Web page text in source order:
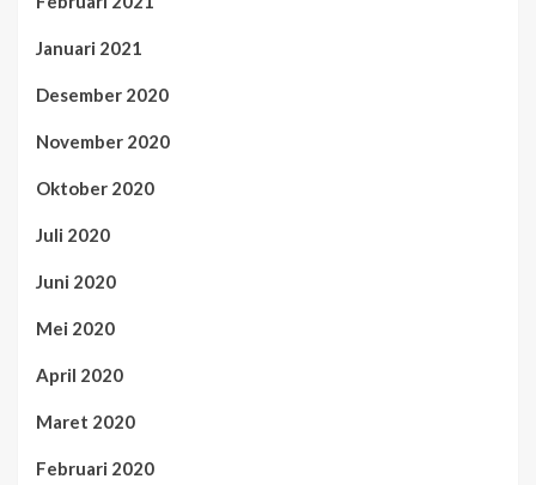
Januari 2021
Desember 2020
November 2020
Oktober 2020
Juli 2020
Juni 2020
Mei 2020
April 2020
Maret 2020
Februari 2020